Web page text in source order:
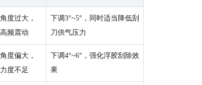
度过大，
频震动
下调3°~5°，同时适当降低刮
刀供气压力
度偏大，
度不足
下调4°~6°，强化浮胶刮除效
果